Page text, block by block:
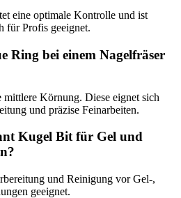
eine optimale Kontrolle und ist
für Profis geeignet.
Ring bei einem Nagelfräser
Körnung. Diese eignet sich
und präzise Feinarbeiten.
Kugel Bit für Gel und
und Reinigung vor Gel-,
geeignet.